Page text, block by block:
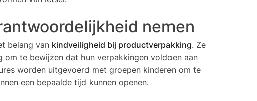
nemen
belang van kindveiligheid bij productverpakking. Ze
te bewijzen dat hun verpakkingen voldoen aan
worden uitgevoerd met groepen kinderen om te
een bepaalde tijd kunnen openen.